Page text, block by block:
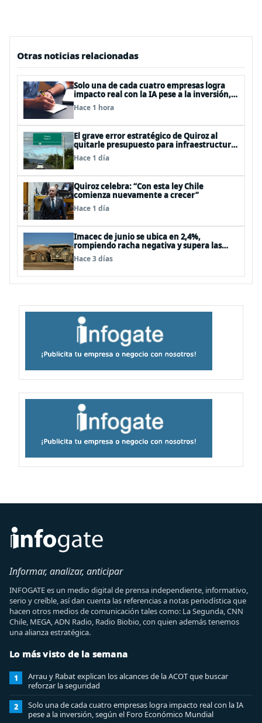
Otras noticias relacionadas
Solo una de cada cuatro empresas logra
impacto real con la IA pese a la inversión,
según el Foro Económico Mundial
Hace 1 hora
El grave error estratégico de Quiroz al
quitarle presupuesto para infraestructura
vial del Biobío
Hace 1 día
Quiroz celebra: “Con esta ley Chile
comienza nuevamente a crecer”
Hace 1 día
Imacec de junio se ubica en 2,4%,
rompiendo racha negativa y supera las
expectativas
Hace 3 días
Informar, analizar, anticipar
INFOGATE es un medio digital de prensa independiente, informativo,
serio y creíble, así dan cuenta las referencias a notas periodística que
hacen otros medios de comunicación tales como: La Segunda, CNN
Chile, MEGA, ADN Radio, Radio Biobio, con quien además tenemos
una alianza estratégica.
Lo más visto de la semana
1
Arrau y Rabat explican los alcances de la ACOT que buscar
reforzar la seguridad
2
Solo una de cada cuatro empresas logra impacto real con la IA
pese a la inversión, según el Foro Económico Mundial